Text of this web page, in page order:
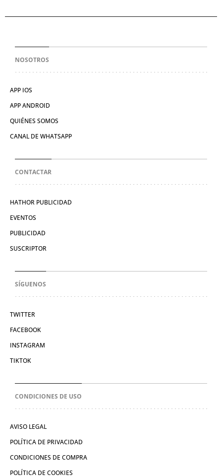
NOSOTROS
APP IOS
APP ANDROID
QUIÉNES SOMOS
CANAL DE WHATSAPP
CONTACTAR
HATHOR PUBLICIDAD
EVENTOS
PUBLICIDAD
SUSCRIPTOR
SÍGUENOS
TWITTER
FACEBOOK
INSTAGRAM
TIKTOK
CONDICIONES DE USO
AVISO LEGAL
POLÍTICA DE PRIVACIDAD
CONDICIONES DE COMPRA
POLÍTICA DE COOKIES